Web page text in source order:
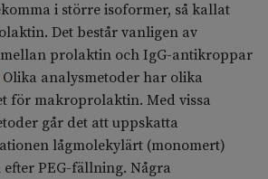
i större isoformer, så kallat
Det består vanligen av
prolaktin och IgG-antikroppar
Olika analysmetoder har olika
för makroprolaktin. Med vissa
går det att uppskatta
lågmolekylärt (monomert)
PEG-fällning. Några